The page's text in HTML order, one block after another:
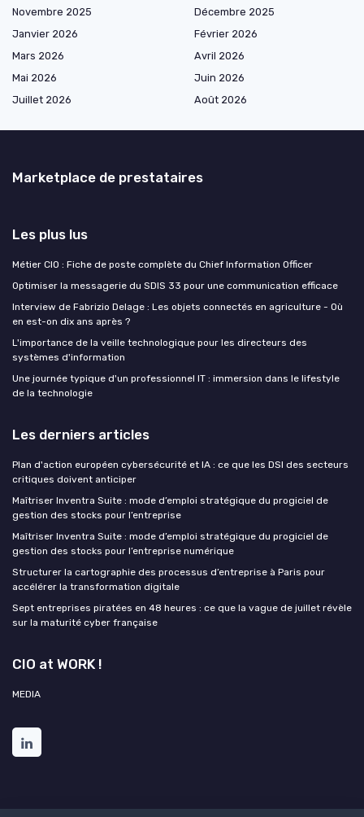
Novembre 2025
Décembre 2025
Janvier 2026
Février 2026
Mars 2026
Avril 2026
Mai 2026
Juin 2026
Juillet 2026
Août 2026
Marketplace de prestataires
Les plus lus
Métier CIO : Fiche de poste complète du Chief Information Officer
Optimiser la messagerie du SDIS 33 pour une communication efficace
Interview de Fabrizio Delage : Les objets connectés en agriculture - Où
en est-on dix ans après ?
L'importance de la veille technologique pour les directeurs des
systèmes d'information
Une journée typique d'un professionnel IT : immersion dans le lifestyle
de la technologie
Les derniers articles
Plan d'action européen cybersécurité et IA : ce que les DSI des secteurs
critiques doivent anticiper
Maîtriser Inventra Suite : mode d’emploi stratégique du progiciel de
gestion des stocks pour l’entreprise
Maîtriser Inventra Suite : mode d’emploi stratégique du progiciel de
gestion des stocks pour l’entreprise numérique
Structurer la cartographie des processus d’entreprise à Paris pour
accélérer la transformation digitale
Sept entreprises piratées en 48 heures : ce que la vague de juillet révèle
sur la maturité cyber française
CIO at WORK !
MEDIA